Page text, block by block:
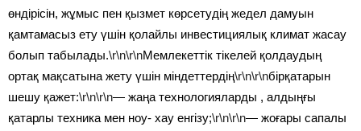
өндірісін, жұмыс пен қызмет көрсетудің жедел дамуын
қамтамасыз ету үшін қолайлы инвестициялық климат жасау
болып табылады.\r\n\r\nМемлекеттік тікелей қолдаудың
ортақ мақсатына жету үшін міндеттердің\r\n\r\nбірқатарын
шешу қажет:\r\n\r\n— жаңа технологияларды , алдыңғы
қатарлы техника мен ноу- хау енгізу;\r\n\r\n— жоғары сапалы